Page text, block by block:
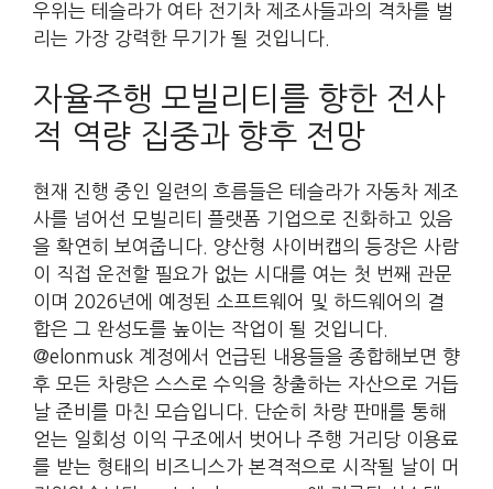
우위는 테슬라가 여타 전기차 제조사들과의 격차를 벌
리는 가장 강력한 무기가 될 것입니다.
자율주행 모빌리티를 향한 전사
적 역량 집중과 향후 전망
현재 진행 중인 일련의 흐름들은 테슬라가 자동차 제조
사를 넘어선 모빌리티 플랫폼 기업으로 진화하고 있음
을 확연히 보여줍니다. 양산형 사이버캡의 등장은 사람
이 직접 운전할 필요가 없는 시대를 여는 첫 번째 관문
이며 2026년에 예정된 소프트웨어 및 하드웨어의 결
합은 그 완성도를 높이는 작업이 될 것입니다.
@elonmusk 계정에서 언급된 내용들을 종합해보면 향
후 모든 차량은 스스로 수익을 창출하는 자산으로 거듭
날 준비를 마친 모습입니다. 단순히 차량 판매를 통해
얻는 일회성 이익 구조에서 벗어나 주행 거리당 이용료
를 받는 형태의 비즈니스가 본격적으로 시작될 날이 머